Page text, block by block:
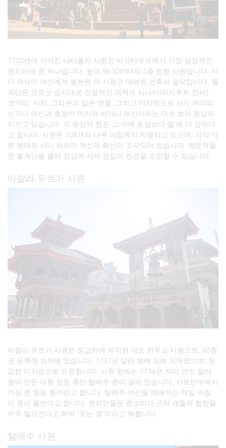
1702년에 지어진 냐타폴라 사원은 바크타푸르에서 가장 상징적인
랜드마크 중 하나입니다. 높이 약 30미터의 5층 탑형 사원입니다. 시
디 락슈미 여신에게 봉헌된 이 사원은 네와르 건축의 걸작입니다. 돌
계단은 오르는 순서대로 전설적인 괴력의 사나이(라지푸트 전사),
코끼리, 사자, 그리핀과 같은 생물, 그리고 마지막으로 사자 머리의
신기니 여신과 호랑이 머리의 바기니 여신이라는 다섯 쌍의 동상이
지키고 있습니다. 각 동상의 힘은 그 아래 동상보다 열 배 더 강하다
고 합니다. 사원은 108개의 나무 버팀목이 지탱하고 있으며, 각각 다
른 형태의 시디 락슈미 여신의 화신이 조각되어 있습니다. 방문자들
은 돌계단을 올라 정상에 서서 광장의 전경을 조망할 수 있습니다.
바찰라 두르가 사원
바찰라 두르가 사원은 정교하게 제작된 석조 힌두교 사원으로, 55창
궁 동쪽에 위치해 있습니다. 1737년 말라 왕에 의해 지어졌으며, 정
교한 디자인으로 유명합니다. 사원 앞에는 1736년 자야 란짓 말라
왕이 만든 대형 청동 종인 탈레주 종이 걸려 있습니다. 카트만두에서
가장 큰 청동 종이라고 합니다. 탈레주 여신을 예배하는 매일 아침
이 종이 울린다고 합니다. 현지인들은 종소리가 근처 개들의 합창을
자주 일으킨다고 하여 "짖는 종"이라고 부릅니다.
탈레주 사원